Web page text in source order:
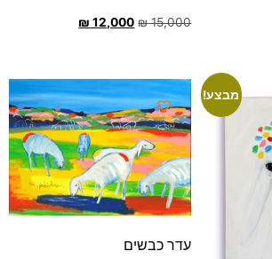
₪15,000
₪ 12,000
מבצע!
עדר כבשים